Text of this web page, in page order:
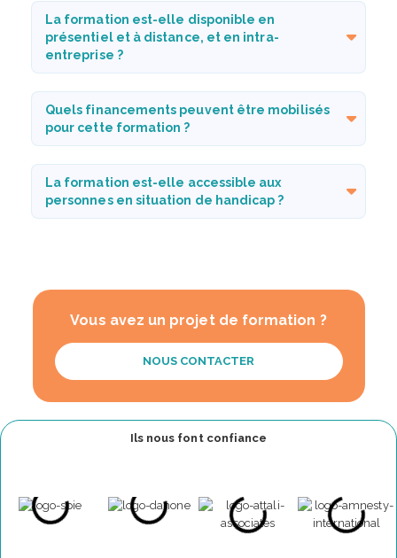
La formation est-elle disponible en
présentiel et à distance, et en intra-
entreprise ?
Quels financements peuvent être mobilisés
pour cette formation ?
La formation est-elle accessible aux
personnes en situation de handicap ?
Vous avez un projet de formation ?
NOUS CONTACTER
Ils nous font confiance